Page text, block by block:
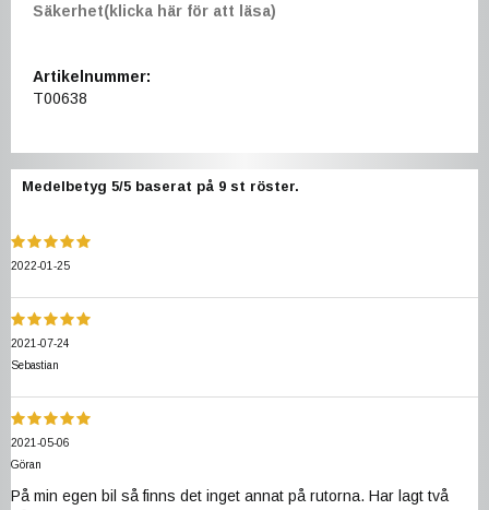
Säkerhet(klicka här för att läsa)
Artikelnummer:
T00638
Medelbetyg 5/5 baserat på 9 st röster.
2022-01-25
2021-07-24
Sebastian
2021-05-06
Göran
På min egen bil så finns det inget annat på rutorna. Har lagt två